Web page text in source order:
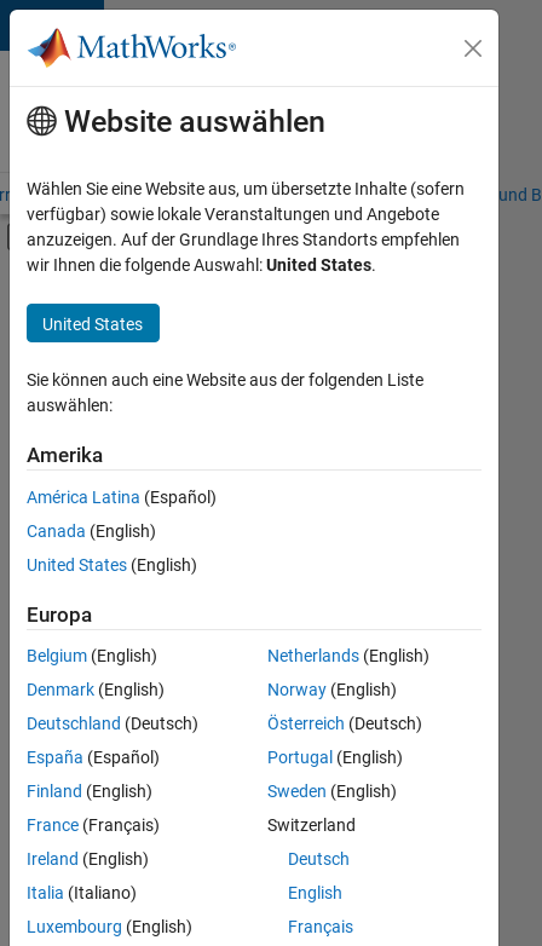
Weiter zum Inhalt
Karriere
bei
MathWorks
– Übersicht Stellensuche Niederlassungen Studierende und
Umschaltung für Off-Canvas-
Hauptinhalt
Commercial Sales
Inside Sales
Business Model Team
Human Resources
+3
Derzeit
es
keine
offenen
Stellen,
Ihren
Suchkriterien
entsprechen.
können
die
Suchkriterien
weiter
fassen
oder
alle
Stellenangebote
anzeigen .
Website auswählen
Wählen Sie eine Website aus, um übersetzte Inhalte (sofern
verfügbar) sowie lokale Veranstaltungen und Angebote
anzuzeigen. Auf der Grundlage Ihres Standorts empfehlen
wir Ihnen die folgende Auswahl:United States.
United States
Sie können auch eine Website aus der folgenden Liste
auswählen:
Amerika
América Latina (Español)
Canada (English)
United States (English)
Europa
Belgium (English)
Denmark (English)
Deutschland (Deutsch)
España (Español)
Finland (English)
France (Français)
Ireland (English)
Italia (Italiano)
Luxembourg (English)
Netherlands(English)
Norway(English)
Österreich (Deutsch)
Portugal (English)
Sweden (English)
Switzerland
Deutsch
English
Français